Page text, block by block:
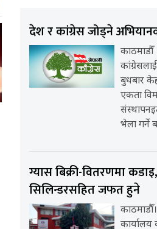
देश र कांग्रेस जोड्ने
बुधबार
एकता
भेला गर्ने
ग्यास बिक्री-वितरणमा
सिलिन्डरसहित जफत हुने
कार्यालय